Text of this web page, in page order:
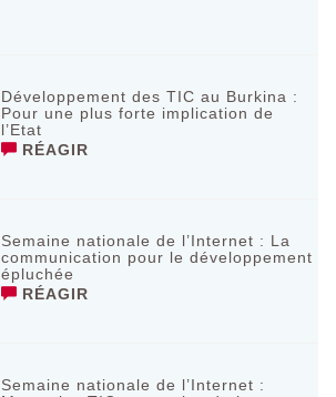
Développement des TIC au Burkina :
Pour une plus forte implication de
l’Etat
RÉAGIR
Semaine nationale de l’Internet : La
communication pour le développement
épluchée
RÉAGIR
Semaine nationale de l’Internet :